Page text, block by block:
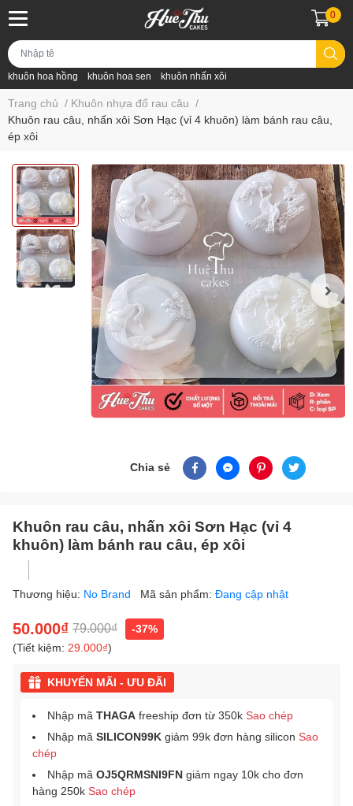
khuôn hoa hồng khuôn hoa sen khuôn nhấn xôi
0
Trang chủ / Khuôn nhựa đổ rau câu /
Khuôn rau câu, nhấn xôi Sơn Hạc (vỉ 4 khuôn) làm bánh rau câu,
ép xôi
Chia sẻ
Khuôn rau câu, nhấn xôi Sơn Hạc (vỉ 4
khuôn) làm bánh rau câu, ép xôi
Thương hiệu: No Brand Mã sản phẩm: Đang cập nhật
50.000₫ 79.000₫
-37%
(Tiết kiệm: 29.000₫)
KHUYẾN MÃI - ƯU ĐÃI
Nhập mã THAGA freeship đơn từ 350k Sao chép
Nhập mã SILICON99K giảm 99k đơn hàng silicon Sao
chép
Nhập mã OJ5QRMSNI9FN giảm ngay 10k cho đơn
hàng 250k Sao chép